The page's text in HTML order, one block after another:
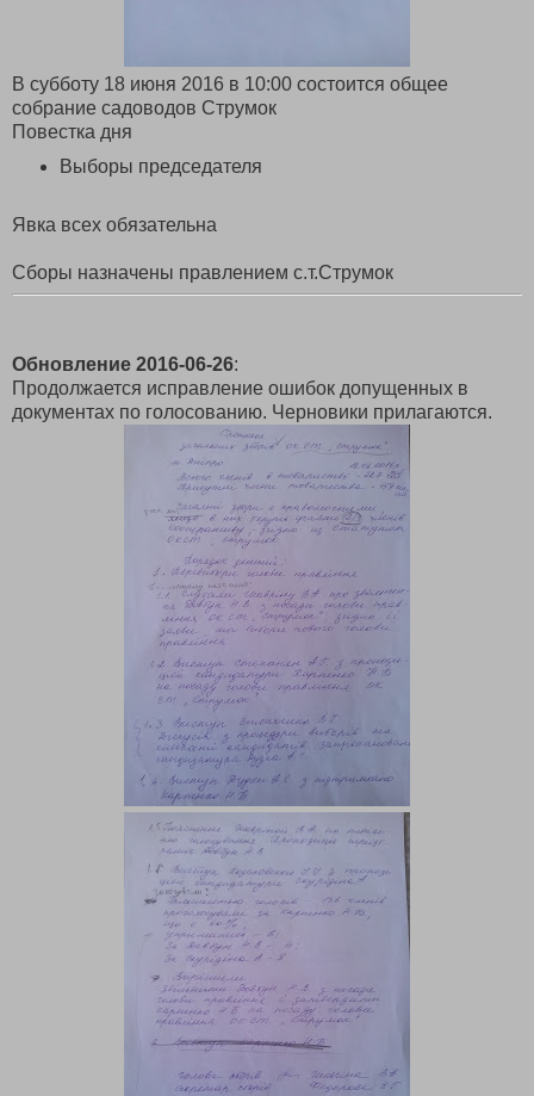
В субботу 18 июня 2016 в 10:00 состоится общее
собрание садоводов Струмок
Повестка дня
Выборы председателя
Явка всех обязательна
Сборы назначены правлением с.т.Струмок
Обновление 2016-06-26:
Продолжается исправление ошибок допущенных в
документах по голосованию. Черновики прилагаются.